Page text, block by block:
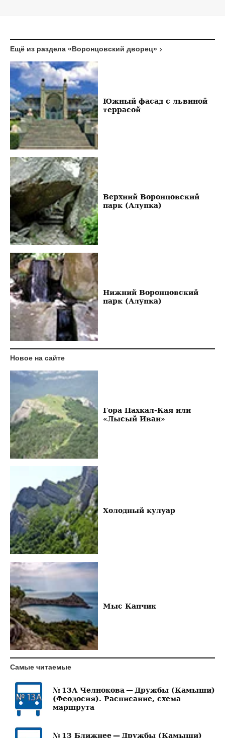
Ещё из раздела «Воронцовский дворец»
Южный фасад с львиной
террасой
Верхний Воронцовский
парк (Алупка)
Нижний Воронцовский
парк (Алупка)
Новое на сайте
Гора Пахкал-Кая или
«Лысый Иван»
Холодный кулуар
Мыс Капчик
Самые читаемые
№ 13А Челнокова — Дружбы (Камыши)
(Феодосия). Расписание, схема
маршрута
№ 13 Ближнее — Дружбы (Камыши)